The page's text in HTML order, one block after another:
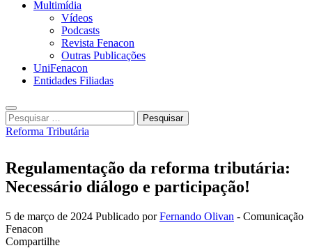
Multimídia
Vídeos
Podcasts
Revista Fenacon
Outras Publicações
UniFenacon
Entidades Filiadas
Pesquisar
por:
Reforma Tributária
Regulamentação da reforma tributária:
Necessário diálogo e participação!
5 de março de 2024 Publicado porFernando Olivan - Comunicação
Fenacon
Compartilhe